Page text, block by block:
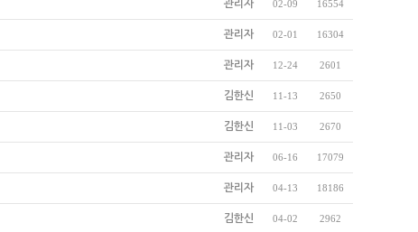
관리자 02-09 16554
관리자 02-01 16304
관리자 12-24 2601
김한신 11-13 2650
김한신 11-03 2670
관리자 06-16 17079
관리자 04-13 18186
김한신 04-02 2962